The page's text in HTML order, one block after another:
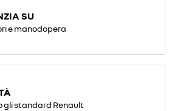
SU
e manodopera
gli standard Renault